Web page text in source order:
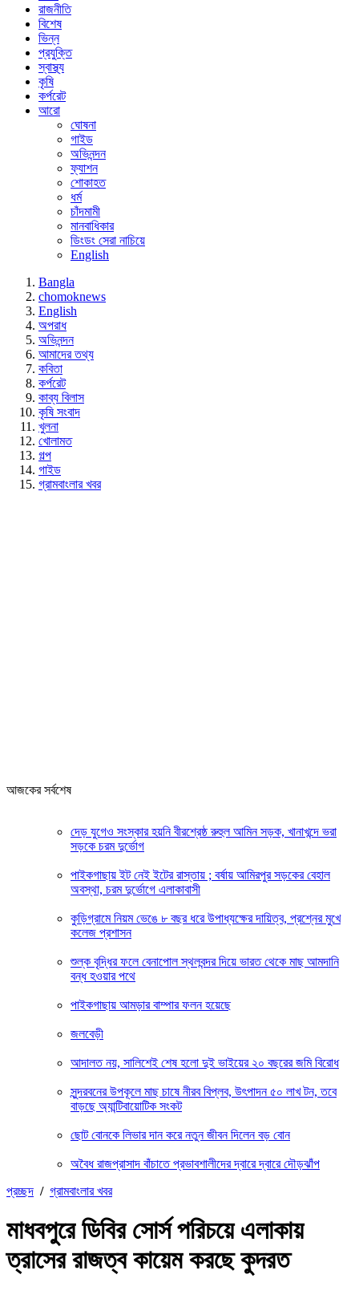
রাজনীতি
বিশেষ
ভিন্ন
প্রযুক্তি
স্বাস্থ্য
কৃষি
কর্পরেট
আরো
ঘোষনা
গাইড
অভিনন্দন
ফ্যাশন
শোকাহত
ধর্ম
চাঁদমামী
মানবাধিকার
ডিংডং সেরা নাচিয়ে
English
Bangla
chomoknews
English
অপরাধ
অভিনন্দন
আমাদের তথ্য
কবিতা
কর্পরেট
কাব্য বিলাস
কৃষি সংবাদ
খুলনা
খোলামত
গল্প
গাইড
গ্রামবাংলার খবর
আজকের সর্বশেষ
দেড় যুগেও সংস্কার হয়নি বীরশ্রেষ্ঠ রুহুল আমিন সড়ক, খানাখন্দে ভরা
সড়কে চরম দুর্ভোগ
পাইকগাছায় ইট নেই ইটের রাস্তায় ; বর্ষায় আমিরপুর সড়কের বেহাল
অবস্থা, চরম দুর্ভোগে এলাকাবাসী
কুড়িগ্রামে নিয়ম ভেঙে ৮ বছর ধরে উপাধ্যক্ষের দায়িত্ব, প্রশ্নের মুখে
কলেজ প্রশাসন
শুল্ক বৃদ্ধির ফলে বেনাপোল স্থলবন্দর দিয়ে ভারত থেকে মাছ আমদানি
বন্ধ হওয়ার পথে
পাইকগাছায় আমড়ার বাম্পার ফলন হয়েছে
জলবেড়ী
আদালত নয়, সালিশেই শেষ হলো দুই ভাইয়ের ২০ বছরের জমি বিরোধ
সুন্দরবনের উপকূলে মাছ চাষে নীরব বিপ্লব, উৎপাদন ৫০ লাখ টন, তবে
বাড়ছে অ্যান্টিবায়োটিক সংকট
ছোট বোনকে লিভার দান করে নতুন জীবন দিলেন বড় বোন
অবৈধ রাজপ্রাসাদ বাঁচাতে প্রভাবশালীদের দ্বারে দ্বারে দৌড়ঝাঁপ
প্রচ্ছদ / গ্রামবাংলার খবর
মাধবপুরে ডিবির সোর্স পরিচয়ে এলাকায়
ত্রাসের রাজত্ব কায়েম করছে কুদরত